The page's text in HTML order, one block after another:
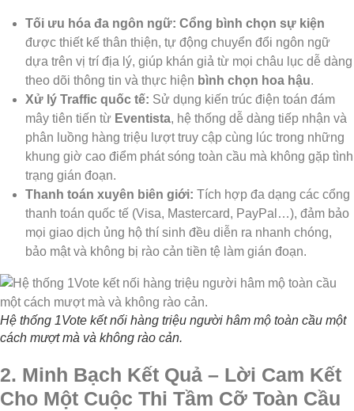
Tối ưu hóa đa ngôn ngữ: Cổng bình chọn sự kiện
được thiết kế thân thiện, tự động chuyển đổi ngôn ngữ
dựa trên vị trí địa lý, giúp khán giả từ mọi châu lục dễ dàng
theo dõi thông tin và thực hiện bình chọn hoa hậu.
Xử lý Traffic quốc tế: Sử dụng kiến trúc điện toán đám
mây tiên tiến từ Eventista, hệ thống dễ dàng tiếp nhận và
phân luồng hàng triệu lượt truy cập cùng lúc trong những
khung giờ cao điểm phát sóng toàn cầu mà không gặp tình
trạng gián đoạn.
Thanh toán xuyên biên giới: Tích hợp đa dạng các cổng
thanh toán quốc tế (Visa, Mastercard, PayPal…), đảm bảo
mọi giao dịch ủng hộ thí sinh đều diễn ra nhanh chóng,
bảo mật và không bị rào cản tiền tệ làm gián đoạn.
Hệ thống 1Vote kết nối hàng triệu người hâm mộ toàn cầu một
cách mượt mà và không rào cản.
2. Minh Bạch Kết Quả – Lời Cam Kết
Cho Một Cuộc Thi Tầm Cỡ Toàn Cầu